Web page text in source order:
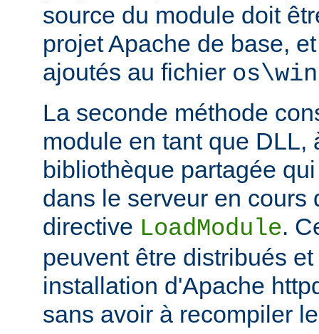
source du module doit
projet Apache de base,
ajoutés au fichier
La seconde méthode
module en tant que DLL,
bibliothèque partagée
dans le serveur en cours
directive LoadModule.
peuvent être distribués
installation d'Apache
sans avoir à recompiler